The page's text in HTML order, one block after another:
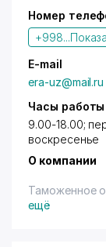
Номер
+998...
E-mail
era-uz@mail.ru
Часы работы
9.00-18.00;
воскресенье
О компании
Таможенное
ещё